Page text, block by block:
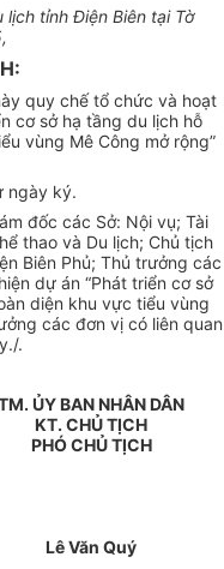
tỉnh Điện Biên tại Tờ
quy chế tổ chức và hoạt
cơ sở hạ tầng du lịch hỗ
vùng Mê Công mở rộng”
ngày ký.
đốc các Sở: Nội vụ; Tài
thao và Du lịch; Chủ tịch
Biên Phủ; Thủ trưởng các
dự án “Phát triển cơ sở
diện khu vực tiểu vùng
các đơn vị có liên quan
.
ỦY BAN NHÂN DÂN
KT. CHỦ TỊCH
PHÓ CHỦ TỊCH
Lê Văn Quý